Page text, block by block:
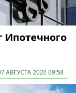
Ипотечного
АВГУСТА 2026 09:58